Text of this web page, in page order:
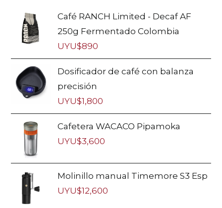
Café RANCH Limited - Decaf AF
250g Fermentado Colombia
UYU$890
Dosificador de café con balanza
precisión
UYU$1,800
Cafetera WACACO Pipamoka
UYU$3,600
Molinillo manual Timemore S3 Esp
UYU$12,600